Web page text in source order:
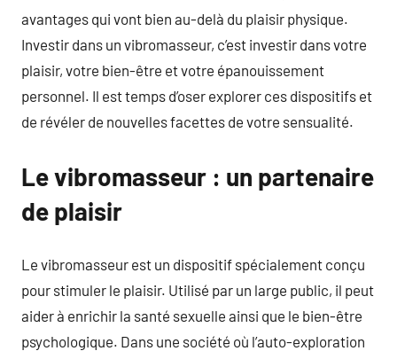
avantages qui vont bien au-delà du plaisir physique.
Investir dans un vibromasseur, c’est investir dans votre
plaisir, votre bien-être et votre épanouissement
personnel. Il est temps d’oser explorer ces dispositifs et
de révéler de nouvelles facettes de votre sensualité.
Le vibromasseur : un partenaire
de plaisir
Le vibromasseur est un dispositif spécialement conçu
pour stimuler le plaisir. Utilisé par un large public, il peut
aider à enrichir la santé sexuelle ainsi que le bien-être
psychologique. Dans une société où l’auto-exploration